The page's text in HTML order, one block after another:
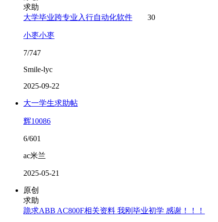
求助
大学毕业跨专业入行自动化软件
30
小枣小枣
7/747
Smile-lyc
2025-09-22
大一学生求助帖
辉10086
6/601
ac米兰
2025-05-21
原创
求助
跪求ABB AC800F相关资料 我刚毕业初学 感谢！！！